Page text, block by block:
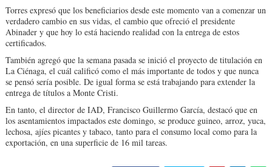
Torres expresó que los be­neficiarios desde este mo­mento van a comenzar un
verdadero cambio en sus vidas, el cambio que ofre­ció el presidente
Abinader y que hoy lo está hacien­do realidad con la entre­ga de estos
certificados.
También agregó que la se­mana pasada se inició el proyecto de titulación en
La Ciénaga, el cuál calificó co­mo el más importante de todos y que nunca
se pen­só sería posible. De igual forma se está trabajando para extender la
entrega de títulos a Monte Cristi.
En tanto, el director de IAD, Francisco Guillermo García, destacó que en
los asentamientos impactados este domingo, se produce guineo, arroz, yuca,
lecho­sa, ajíes picantes y tabaco, tanto para el consumo local como para la
exportación, en una superficie de 16 mil tareas.